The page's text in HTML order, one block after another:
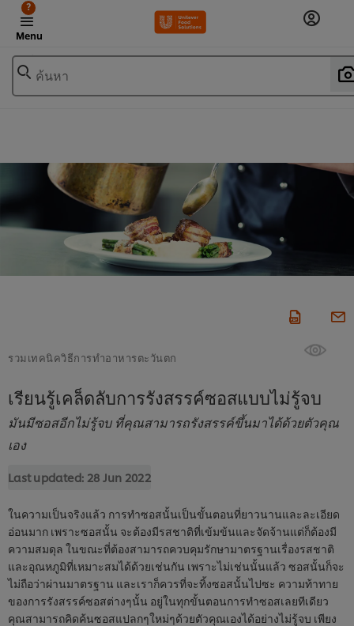
Menu
?
ค้นหา
รวมเทคนิควิธีการทำอาหารตะวันตก
เรียนรู้เคล็ดลับการรังสรรค์ซอสแบบไม่รู้จบ
มันมีซอสอีกไม่รู้จบ ที่คุณสามารถรังสรรค์ขึ้นมาได้ด้วยตัวคุณ
เอง
Last updated: 28 Jun 2022
ในความเป็นจริงแล้ว การทำซอสนั้นเป็นขั้นตอนที่ยาวนานและละเอียด
อ่อนมาก เพราะซอสนั้น จะต้องมีรสชาติที่เข้มข้นและจัดจ้านแต่ก็ต้องมี
ความสมดุล ในขณะที่ต้องสามารถควบคุมรักษามาตรฐานเรื่องรสชาติ
และอุณหภูมิที่เหมาะสมได้ด้วยเช่นกัน เพราะไม่เช่นนั้นแล้ว ซอสนั้นก็จะ
ไม่ถือว่าผ่านมาตรฐาน และเราก็ควรที่จะทิ้งซอสนั้นไปซะ ความท้าทาย
ของการรังสรรค์ซอสต่างๆนั้น อยู่ในทุกขั้นตอนการทำซอสเลยทีเดียว
คุณสามารถคิดค้นซอสแปลกๆใหม่ๆด้วยตัวคุณเองได้อย่างไม่รู้จบ เพียง